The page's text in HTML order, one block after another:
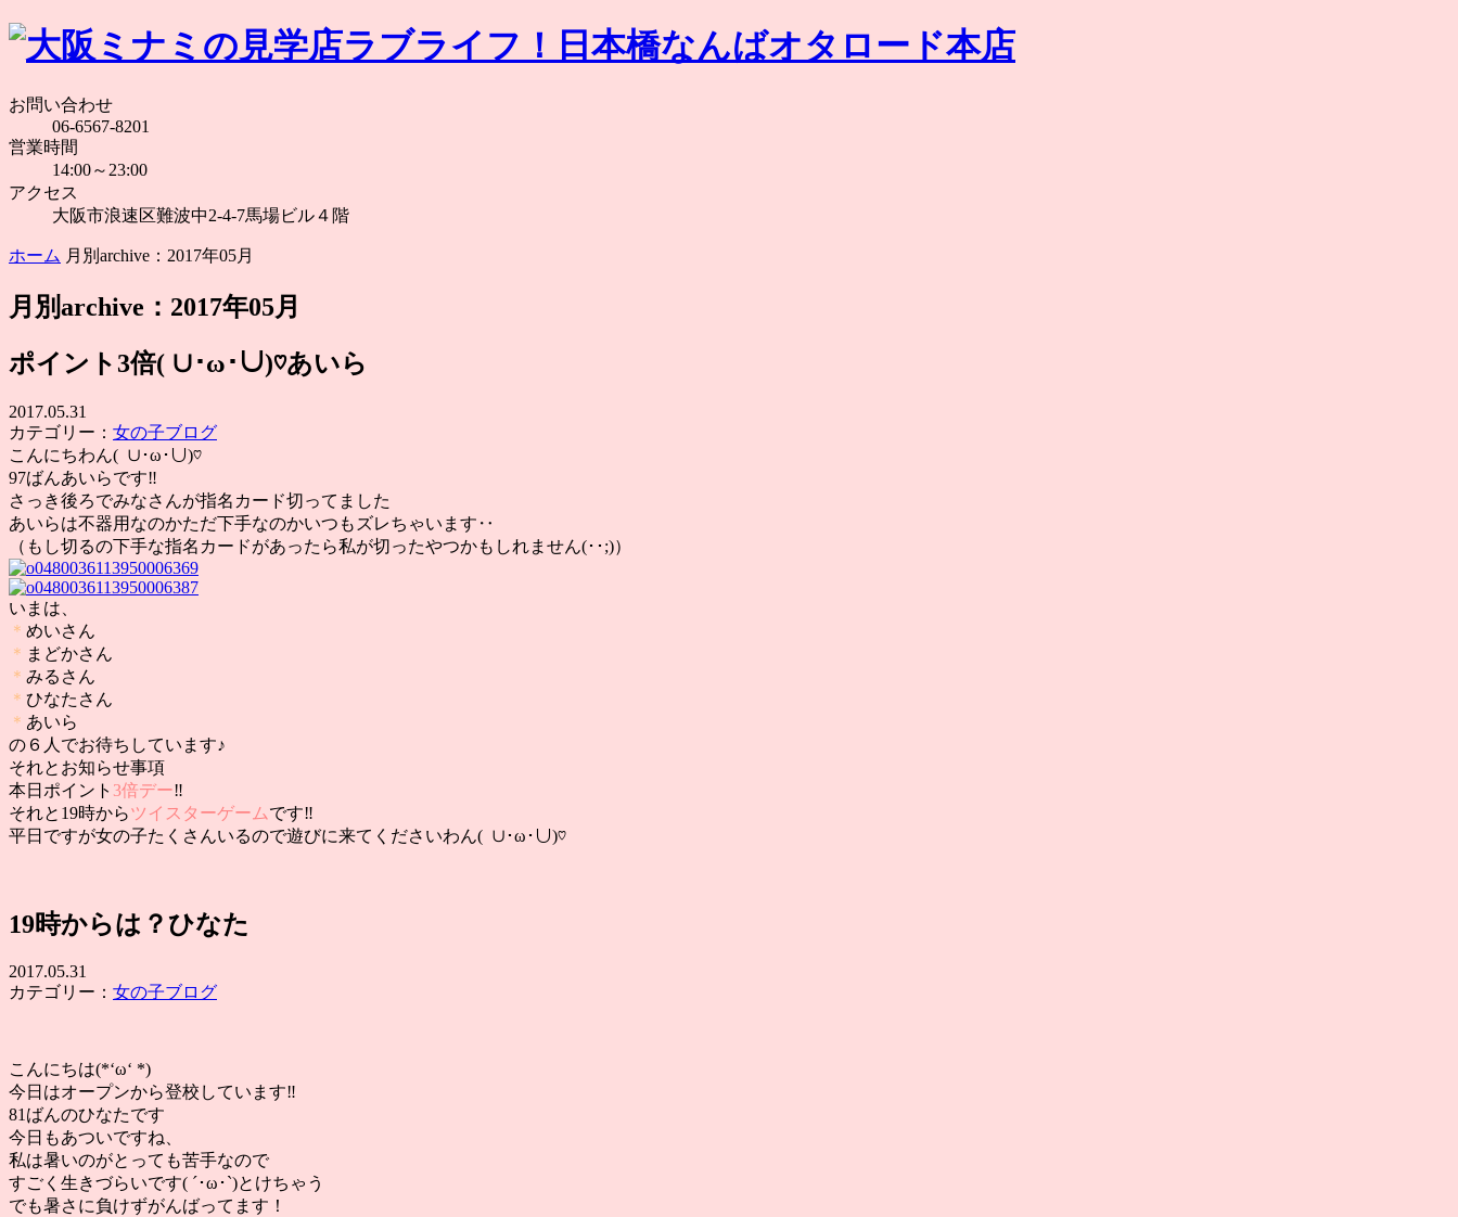
お問い合わせ
06-6567-8201
営業時間
14:00～23:00
アクセス
大阪市浪速区難波中2-4-7馬場ビル４階
ホーム 月別archive：2017年05月
月別archive：2017年05月
ポイント3倍( ∪･ω･∪)♡あいら
2017.05.31
カテゴリー： 女の子ブログ
こんにちわん( ∪･ω･∪)♡
97ばんあいらです‼︎
さっき後ろでみなさんが指名カード切ってました
あいらは不器用なのかただ下手なのかいつもズレちゃいます‥
（もし切るの下手な指名カードがあったら私が切ったやつかもしれません(･･;)）
いまは、
＊ めいさん
＊ まどかさん
＊ みるさん
＊ ひなたさん
＊ あいら
の６人でお待ちしています♪
それとお知らせ事項
本日ポイント 3倍デー‼︎
それと19時からツイスターゲームです‼︎
平日ですが女の子たくさんいるので遊びに来てくださいわん( ∪･ω･∪)♡
19時からは？ひなた
2017.05.31
カテゴリー： 女の子ブログ
こんにちは(*‘ω‘ *)
今日はオープンから登校しています‼︎
81ばんのひなたです
今日もあついですね、
私は暑いのがとっても苦手なので
すごく生きづらいです( ´･ω･`)とけちゃう
でも暑さに負けずがんばってます！